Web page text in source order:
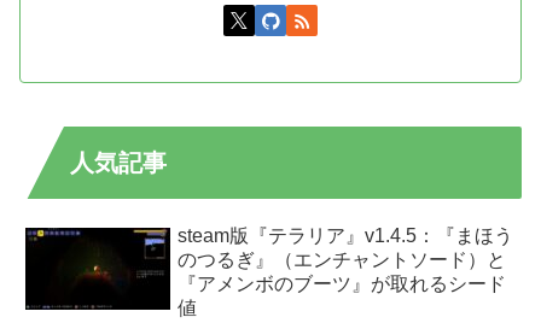
人気記事
steam版『テラリア』v1.4.5：『まほう
のつるぎ』（エンチャントソード）と
『アメンボのブーツ』が取れるシード
値